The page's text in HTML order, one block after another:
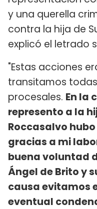
y una querella
contra la hija de
explicó el letrado
"Estas acciones
transitamos
procesales. En la
represento a la
Roccasalvo
gracias a mi
buena voluntad
Ángel de Brito y
causa evitamos
eventual